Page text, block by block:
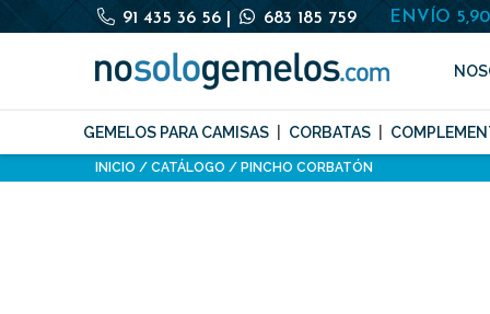
91 435 36 56 683 185 759 ENVÍO
GEMELOS PARA CAMISAS CORBATAS
INICIO CATÁLOGO PINCHO CORBATÓN